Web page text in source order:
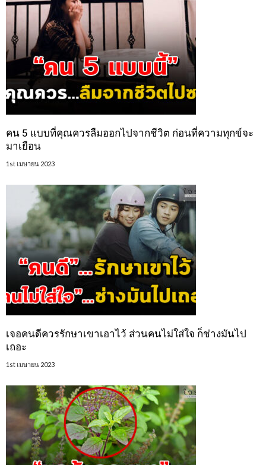
คน 5 แบบที่คุณควรลืมออกไปจากชีวิต ก่อนที่ความทุกข์จะ
มาเยือน
1st เมษายน 2023
เจอคนดีควรรักษาเขาเอาไว้ ส่วนคนไม่ใส่ใจ ก็ช่างมันไป
เถอะ
1st เมษายน 2023